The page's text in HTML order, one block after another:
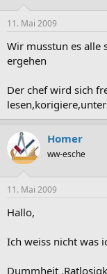
11. Mai 2009
Wir musstun es alle
ergehen
Der chef wird sich
Homer
ww-esche
11. Mai 2009
Hallo,
Ich weiss nicht was
Dummheit